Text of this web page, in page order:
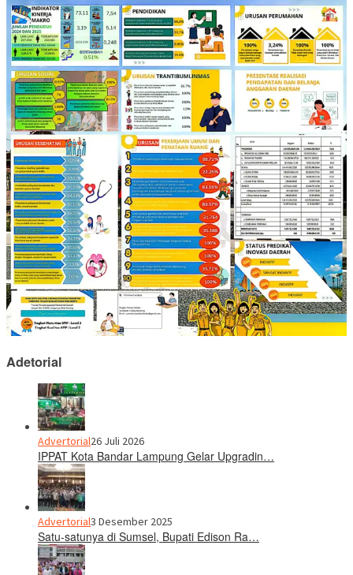
Adetorial
Advertorial26 Juli 2026
IPPAT Kota Bandar Lampung Gelar Upgradin…
Advertorial3 Desember 2025
Satu-satunya di Sumsel, Bupati Edison Ra…